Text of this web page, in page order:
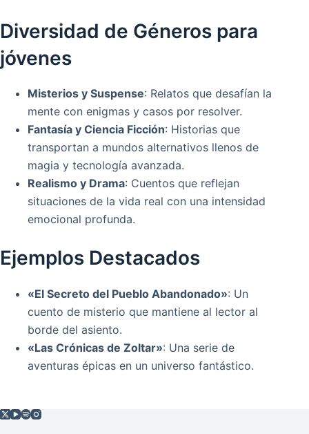
Diversidad de Géneros para
jóvenes
Misterios y Suspense: Relatos que desafían la
mente con enigmas y casos por resolver.
Fantasía y Ciencia Ficción: Historias que
transportan a mundos alternativos llenos de
magia y tecnología avanzada.
Realismo y Drama: Cuentos que reflejan
situaciones de la vida real con una intensidad
emocional profunda.
Ejemplos Destacados
«El Secreto del Pueblo Abandonado»: Un
cuento de misterio que mantiene al lector al
borde del asiento.
«Las Crónicas de Zoltar»: Una serie de
aventuras épicas en un universo fantástico.